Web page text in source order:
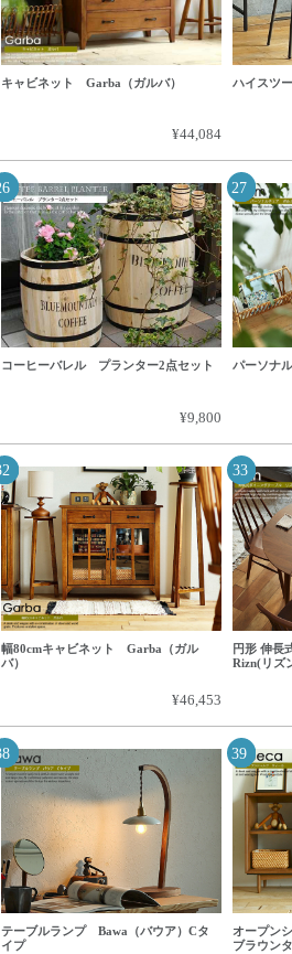
キャビネット Garba（ガルバ）
¥44,084
ハイスツ
コーヒーバレル プランター2点セット
¥9,800
パーソナ
幅80cmキャビネット Garba（ガル
バ）
¥46,453
円形 伸長
Rizn(リズ
テーブルランプ Bawa（バウア）Cタ
イプ
オープン
ブラウン